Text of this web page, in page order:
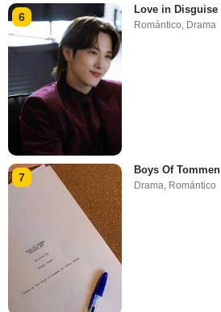
6
Love in Disguise
Romántico, Drama
7
Boys Of Tommen
Drama Romántico